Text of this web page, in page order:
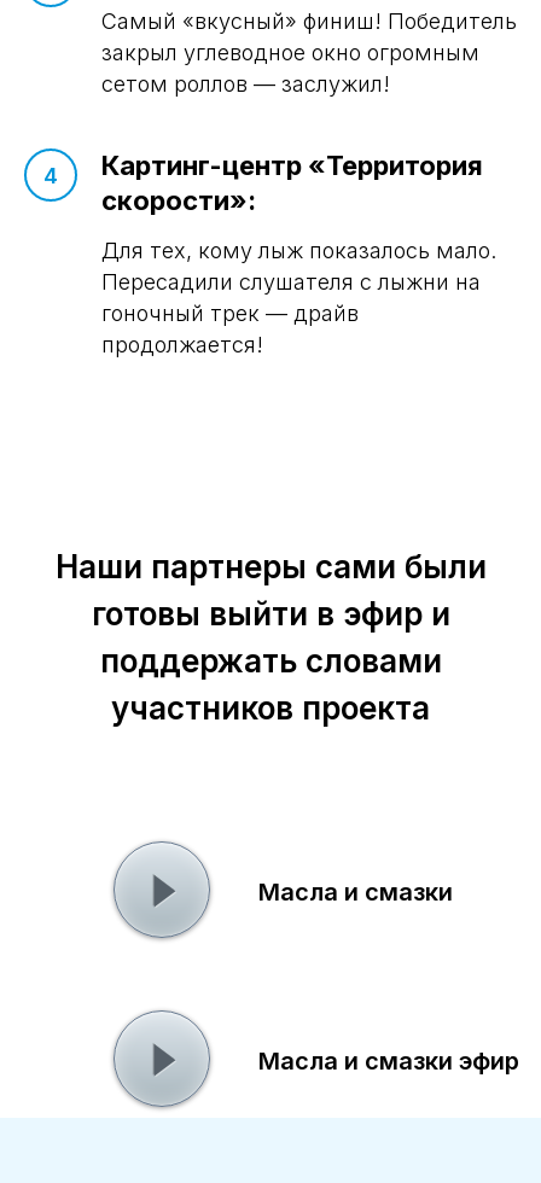
Самый «вкусный» финиш! Победитель
закрыл углеводное окно огромным
сетом роллов — заслужил!
Картинг-центр «Территория
скорости»:
Для тех, кому лыж показалось мало.
Пересадили слушателя с лыжни на
гоночный трек — драйв
продолжается!
Наши партнеры сами были
готовы выйти в эфир и
поддержать словами
участников проекта
Масла и смазки
Масла и смазки эфир